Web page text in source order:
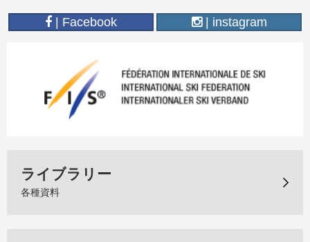
| Facebook | instagram
ライブラリー
各種資料